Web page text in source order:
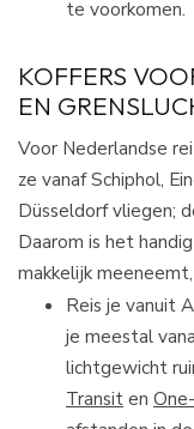
te voorkomen.
KOFFERS
EN
Voor Nederlandse
ze vanaf Schiphol,
Düsseldorf vliegen;
Daarom is het
makkelijk
Reis je vanuit
je meestal
lichtgewicht
Transiten